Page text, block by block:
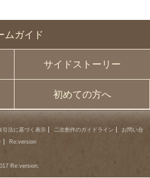
ムガイド
サイドストーリー
初めての方へ
引法に基づく表示 二次創作のガイドライン
お問い合
Re:version
Re:version.